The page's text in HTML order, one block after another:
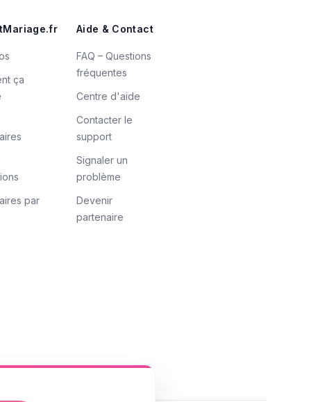
ça
par
Aide & Contact
FAQ – Questions
fréquentes
Centre d'aide
Contacter le
support
Signaler un
problème
Devenir
partenaire